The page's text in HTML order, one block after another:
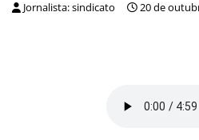
Jornalista: sindicato 20 de